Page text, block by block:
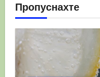
Пропуснахте